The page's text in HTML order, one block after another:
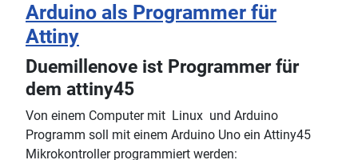
Arduino als Programmer für
Attiny
Duemillenove ist Programmer für
dem attiny45
Von einem Computer mit Linux und Arduino
Programm soll mit einem Arduino Uno ein Attiny45
Mikrokontroller programmiert werden: